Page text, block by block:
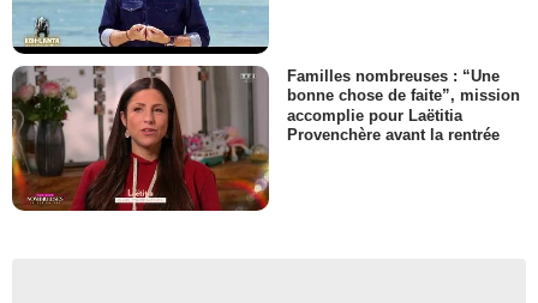
Familles nombreuses : “Une
bonne chose de faite”, mission
accomplie pour Laëtitia
Provenchère avant la rentrée